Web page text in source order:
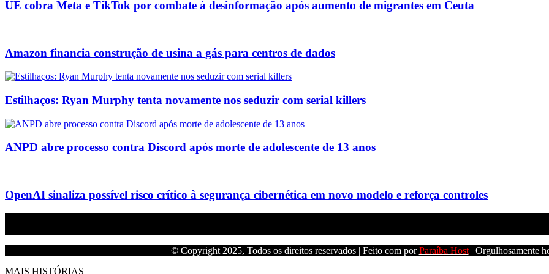
UE cobra Meta e TikTok por combate à desinformação após aumento de migrantes em Ceuta
Amazon financia construção de usina a gás para centros de dados
Estilhaços: Ryan Murphy tenta novamente nos seduzir com serial killers
ANPD abre processo contra Discord após morte de adolescente de 13 anos
OpenAI sinaliza possível risco crítico à segurança cibernética em novo modelo e reforça controles
© Copyright 2025, Todos os direitos reservados | Feito com porParaíba Host| Orgulhosamente
MAIS HISTÓRIAS